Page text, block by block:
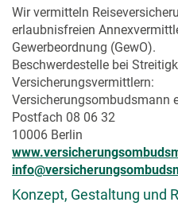
Wir vermitteln
erlaubnisfreien
Gewerbeordnung (GewO).
Beschwerdestelle bei
Versicherungsvermittlern:
Versicherungsombudsmann
Postfach 08 06 32
10006 Berlin
Konzept, Gestaltung und